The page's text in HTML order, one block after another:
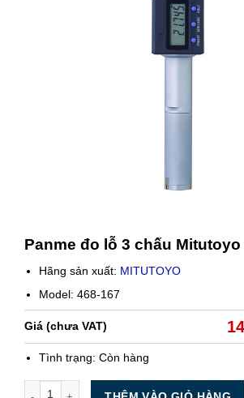
Panme đo lỗ 3 chấu Mitutoyo
Hãng sản xuất: MITUTOYO
Model: 468-167
Giá (chưa VAT)
Tình trạng: Còn hàng